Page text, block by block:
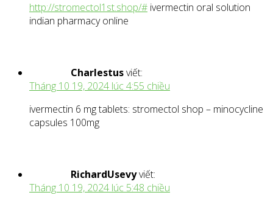
http://stromectol1st.shop/# ivermectin oral solution
indian pharmacy online
Charlestusviết:
Tháng 10 19, 2024 lúc 4:55 chiều
ivermectin 6 mg tablets: stromectol shop – minocycline
capsules 100mg
RichardUsevyviết:
Tháng 10 19, 2024 lúc 5:48 chiều